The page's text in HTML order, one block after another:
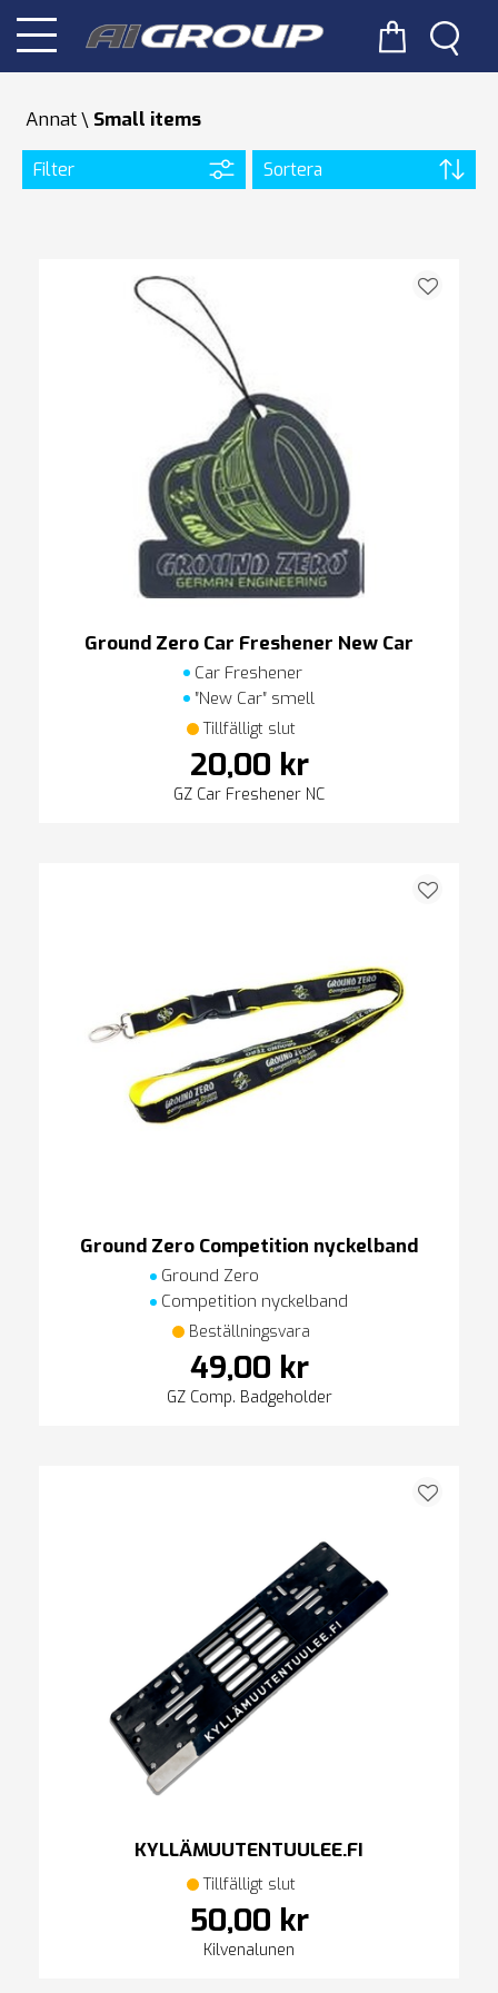
Annat Small items
Filter Sortera
Ground Zero Car Freshener New Car
Car Freshener
″New Car″ smell
Tillfälligt slut
20,00 kr
GZ Car Freshener NC
Ground Zero Competition nyckelband
Ground Zero
Competition nyckelband
Beställningsvara
49,00 kr
GZ Comp. Badgeholder
KYLLÄMUUTENTUULEE.FI
Tillfälligt slut
50,00 kr
Kilvenalunen